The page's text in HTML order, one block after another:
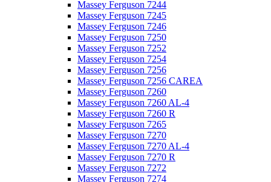
Massey Ferguson 7244
Massey Ferguson 7245
Massey Ferguson 7246
Massey Ferguson 7250
Massey Ferguson 7252
Massey Ferguson 7254
Massey Ferguson 7256
Massey Ferguson 7256 CAREA
Massey Ferguson 7260
Massey Ferguson 7260 AL-4
Massey Ferguson 7260 R
Massey Ferguson 7265
Massey Ferguson 7270
Massey Ferguson 7270 AL-4
Massey Ferguson 7270 R
Massey Ferguson 7272
Massey Ferguson 7274